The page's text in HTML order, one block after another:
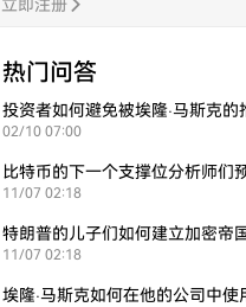
立即注册
热门问答
02/10 07:00
11/07 02:18
特朗普的儿子们如何建立加密帝国
11/07 02:18